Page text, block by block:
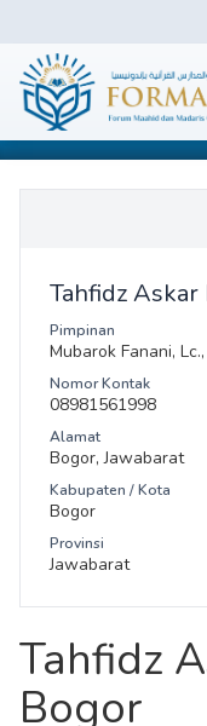
content
FORMAQIN
Tahfidz
Pimpinan
Mubarok Fanani, Lc.,
Nomor Kontak
08981561998
Alamat
Bogor, Jawabarat
Kabupaten / Kota
Bogor
Provinsi
Jawabarat
Tahfidz
Bogor